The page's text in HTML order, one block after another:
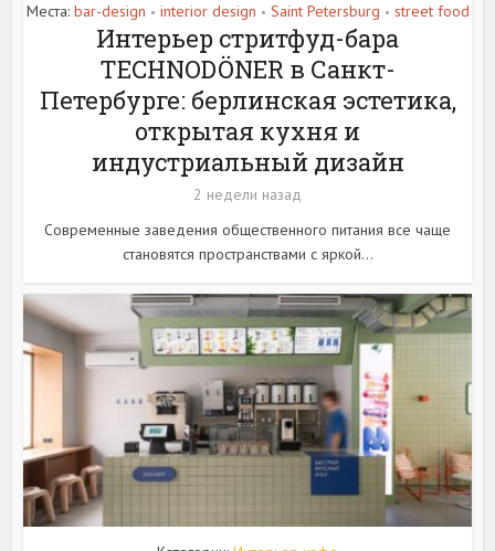
Места: bar-design • interior design • Saint Petersburg • street food
Интерьер стритфуд-бара
TECHNODÖNER в Санкт-
Петербурге: берлинская эстетика,
открытая кухня и
индустриальный дизайн
2 недели назад
Современные заведения общественного питания все чаще
становятся пространствами с яркой...